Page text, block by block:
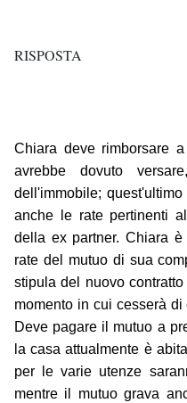
RISPOSTA
Chiara deve rimborsare
avrebbe dovuto
dell'immobile;
anche le rate pertinenti
della ex partner. Chiara
rate del mutuo di sua
stipula del nuovo
momento in cui cesserà
Deve pagare il mutuo a
la casa attualmente è
per le varie utenze
mentre il mutuo grava